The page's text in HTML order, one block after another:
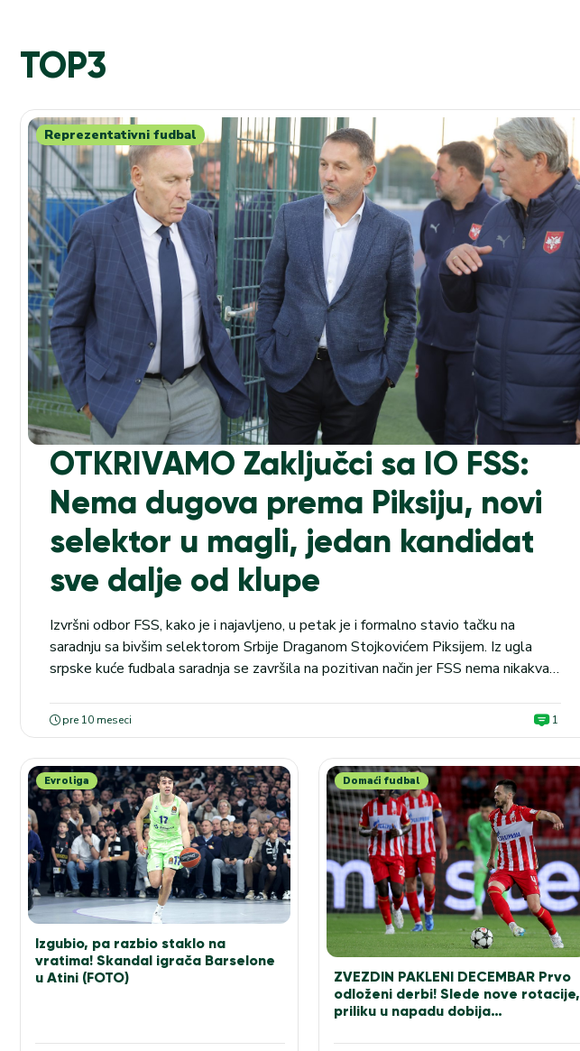
TOP3
Reprezentativni fudbal
OTKRIVAMO Zaključci sa IO FSS:
Nema dugova prema Piksiju, novi
selektor u magli, jedan kandidat
sve dalje od klupe
Izvršni odbor FSS, kako je i najavljeno, u petak je i formalno stavio tačku na
saradnju sa bivšim selektorom Srbije Draganom Stojkovićem Piksijem. Iz ugla
srpske kuće fudbala saradnja se završila na pozitivan način jer FSS nema nikakva
neće mu isplatiti više ni evro...
pre 10 meseci 1
Evroliga
Izgubio, pa razbio staklo na
vratima! Skandal igrača Barselone
u Atini (FOTO)
Domaći fudbal
ZVEZDIN PAKLENI DECEMBAR Prvo
odloženi derbi! Slede nove rotacije,
priliku u napadu dobija…